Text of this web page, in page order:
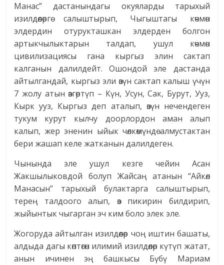
Манас” дастанындагы окуяларды тарыхый
изилдөөлөргө салыштырып, Чыгыштагы көчмөн
элдердин отурукташкан элдерден болгон
артыкчылыктарын талдап, ушул көчмөн
цивилизациясы гана кыргыз элин сактап
калганын далилдейт. Ошондой эле дастанда
айтылгандай, кыргыз эли өзүн сактап калыш үчүн
7 жолу атын өзгөртүп – Күн, Усун, Сак, Бурут, Ууз,
Кырк ууз, Кыргыз деп аталып, өзүн нечендеген
тукум курут кылчу доорлордон аман алып
калып, жер эненин ыйык чөлкөмүндө алмустактан
бери жашап келе жатканын далилдеген.
Чынында эле ушул кезге чейин Асан
Жакшылыковдой болуп Жайсаң атанын “Айкөл
Манасын” тарыхый булактарга салыштырып,
терең талдоого алып, өз пикирин билдирип,
жыйынтык чыгарган эч ким боло элек эле.
Жогоруда айтылган изилдөөлөр чоң иштин башаты,
алдыда дагы көптөгөн илимий изилдөөлөр күтүп жатат,
анын ичинен эң башкысы Бүбү Мариам